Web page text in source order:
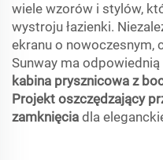
wiele wzorów i stylów,
wystroju łazienki.
ekranu o nowoczesnym,
Sunway ma
kabina prysznicowa z
Projekt oszczędzający
zamknięcia dla